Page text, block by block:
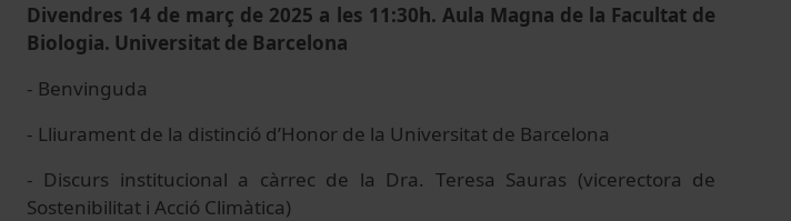
Divendres 14 de març de 2025 a les 11:30h. Aula Magna de la Facultat de
Biologia. Universitat de Barcelona
- Benvinguda
- Lliurament de la distinció d’Honor de la Universitat de Barcelona
- Discurs institucional a càrrec de la Dra. Teresa Sauras (vicerectora de
Sostenibilitat i Acció Climàtica)